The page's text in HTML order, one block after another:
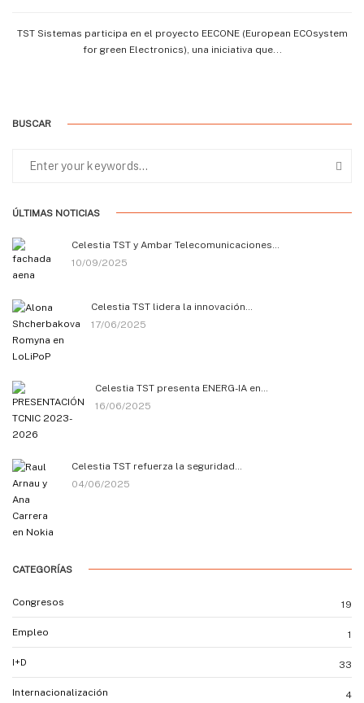
TST Sistemas participa en el proyecto EECONE (European ECOsystem
for green Electronics), una iniciativa que...
BUSCAR
ÚLTIMAS NOTICIAS
Celestia TST y Ambar Telecomunicaciones…
10/09/2025
Celestia TST lidera la innovación…
17/06/2025
Celestia TST presenta ENERG-IA en…
16/06/2025
Celestia TST refuerza la seguridad…
04/06/2025
CATEGORÍAS
Congresos 19
Empleo 1
I+D 33
Internacionalización 4